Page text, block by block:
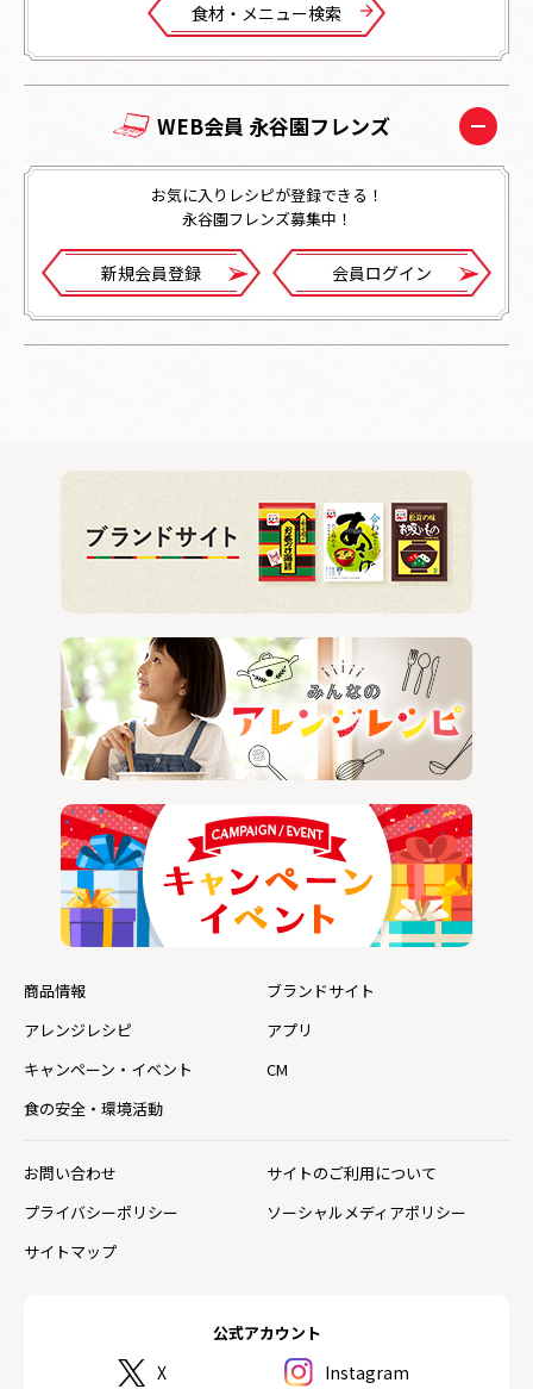
⾷材・メニュー検索
WEB会員 永谷園フレンズ
お気に入りレシピが登録できる！
永谷園フレンズ募集中！
新規会員登録 会員ログイン
公式アカウント
X Instagram
商品情報
ブランドサイト
アレンジレシピ
アプリ
キャンペーン・イベント
CM
食の安全・環境活動
お問い合わせ
サイトのご利用について
プライバシーポリシー
ソーシャルメディアポリシー
サイトマップ